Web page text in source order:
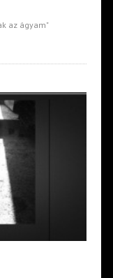
az ágyam"